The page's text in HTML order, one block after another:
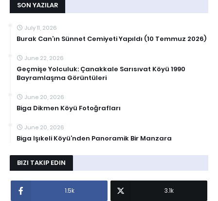
SON YAZILAR
July 11, 2026
Burak Can’ın Sünnet Cemiyeti Yapıldı (10 Temmuz 2026)
June 22, 2026
Geçmişe Yolculuk: Çanakkale Sarısıvat Köyü 1990
Bayramlaşma Görüntüleri
June 20, 2026
Biga Dikmen Köyü Fotoğrafları
June 20, 2026
Biga Işıkeli Köyü’nden Panoramik Bir Manzara
BIZI TAKIP EDIN
1.5k 3.1k